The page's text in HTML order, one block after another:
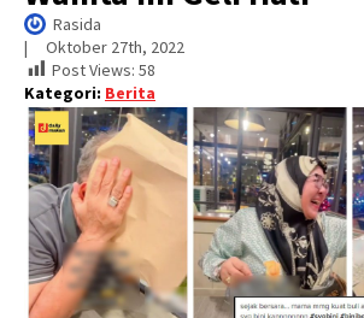
Rasida
| Oktober 27th, 2022
Post Views: 58
Kategori: Berita